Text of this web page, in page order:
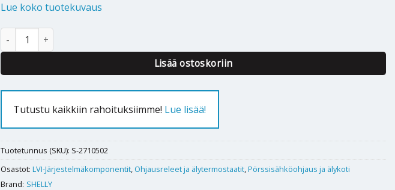
Lue koko tuotekuvaus
OHJELMOITAVA RELE SHELLY PRO 1PM 1-K 16A WIFI määrä
Lisää ostoskoriin
Tutustu kaikkiin rahoituksiimme! Lue lisää!
Tuotetunnus (SKU): S-2710502
Osastot: LVI-Järjestelmäkomponentit Ohjausreleet ja älytermostaatit Pörssisähköohjaus ja älykoti
Brand: SHELLY